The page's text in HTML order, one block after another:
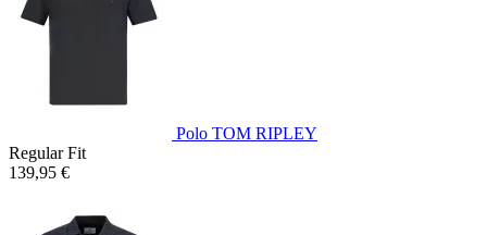
Polo TOM RIPLEY
Regular Fit
139,95 €